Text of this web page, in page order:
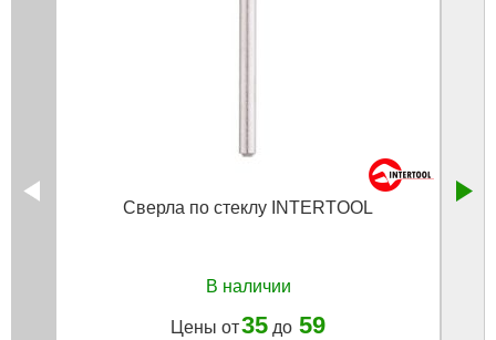
Сверла по стеклу INTERTOOL
В наличии
Цены от35 до 59